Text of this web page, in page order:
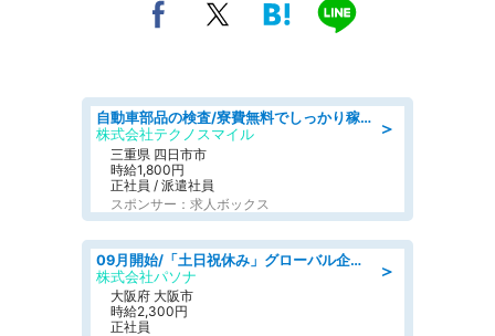
＞
自動車部品の検査/寮費無料でしっかり稼げる denso aichi
株式会社テクノスマイル
三重県 四日市市
時給1,800円
正社員 / 派遣社員
スポンサー：求人ボックス
＞
09月開始/「土日祝休み」グローバル企業での産業保健のお仕事/保健師/高時給/残業なし/服装自由
株式会社パソナ
大阪府 大阪市
時給2,300円
正社員